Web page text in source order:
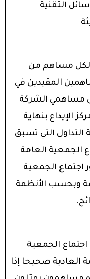
التقنية
مساهم من
المقيدين في
الشركة
الإيداع بنهاية
التي تسبق
الجمعية العامة
اجتماع الجمعية
وبحسب الأنظمة
الجمعية
العادية صحيحا إذا